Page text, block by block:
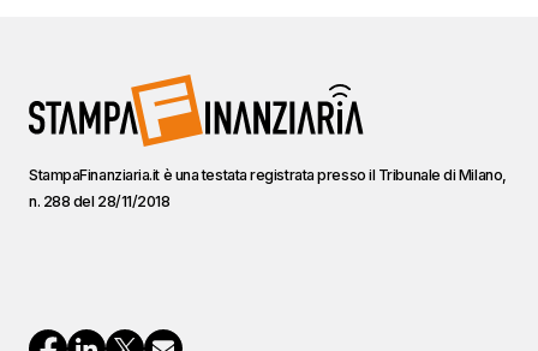
StampaFinanziaria.it è una testata registrata presso il Tribunale di Milano,
n. 288 del 28/11/2018